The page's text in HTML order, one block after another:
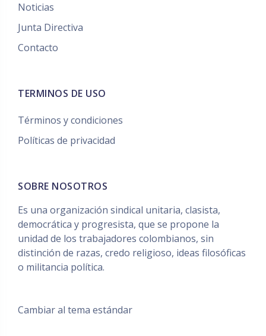
Noticias
Junta Directiva
Contacto
TERMINOS DE USO
Términos y condiciones
Políticas de privacidad
SOBRE NOSOTROS
Es una organización sindical unitaria, clasista,
democrática y progresista, que se propone la
unidad de los trabajadores colombianos, sin
distinción de razas, credo religioso, ideas filosóficas
o militancia política.
Cambiar al tema estándar